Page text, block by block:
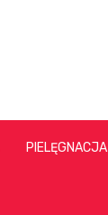
PIELĘGNACJA